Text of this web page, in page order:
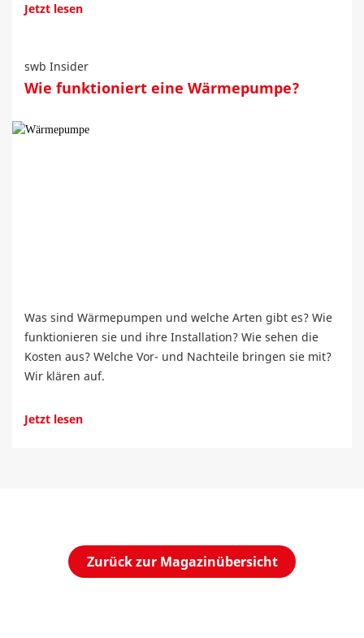
Jetzt lesen
swb Insider
Wie funktioniert eine Wärmepumpe?
Was sind Wärmepumpen und welche Arten gibt es? Wie
funktionieren sie und ihre Installation? Wie sehen die
Kosten aus? Welche Vor- und Nachteile bringen sie mit?
Wir klären auf.
Jetzt lesen
Zurück zur Magazinübersicht